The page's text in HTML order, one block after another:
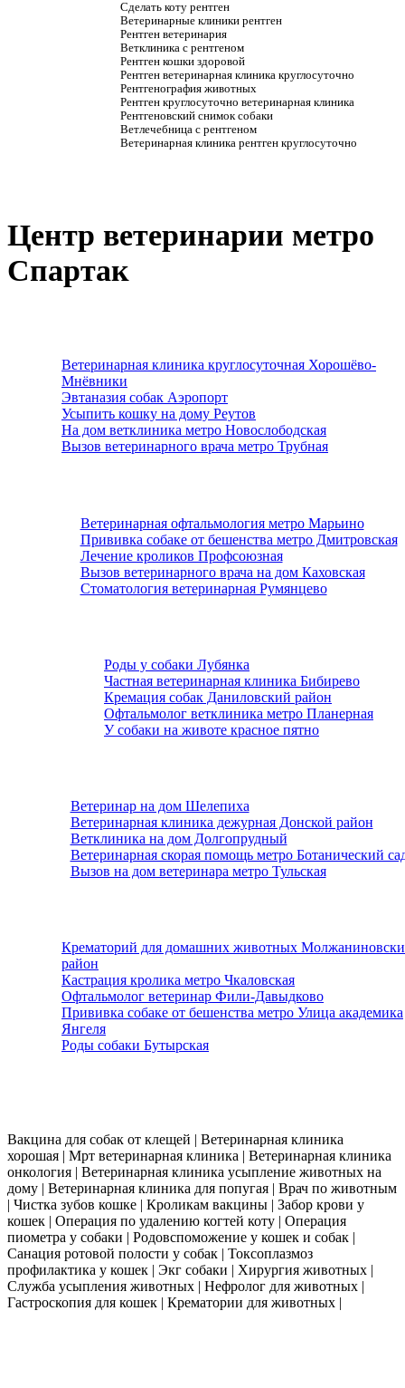
Сделать коту рентген
Ветеринарные клиники рентген
Рентген ветеринария
Ветклиника с рентгеном
Рентген кошки здоровой
Рентген ветеринарная клиника круглосуточно
Рентгенография животных
Рентген круглосуточно ветеринарная клиника
Рентгеновский снимок собаки
Ветлечебница с рентгеном
Ветеринарная клиника рентген круглосуточно
Центр ветеринарии метро
Спартак
Ветеринарная клиника круглосуточная Хорошёво-
Мнёвники
Эвтаназия собак Аэропорт
Усыпить кошку на дому Реутов
На дом ветклиника метро Новослободская
Вызов ветеринарного врача метро Трубная
Ветеринарная офтальмология метро Марьино
Прививка собаке от бешенства метро Дмитровская
Лечение кроликов Профсоюзная
Вызов ветеринарного врача на дом Каховская
Стоматология ветеринарная Румянцево
Роды у собаки Лубянка
Частная ветеринарная клиника Бибирево
Кремация собак Даниловский район
Офтальмолог ветклиника метро Планерная
У собаки на животе красное пятно
Ветеринар на дом Шелепиха
Ветеринарная клиника дежурная Донской район
Ветклиника на дом Долгопрудный
Ветеринарная скорая помощь метро Ботанический
Вызов на дом ветеринара метро Тульская
Крематорий для домашних животных
район
Кастрация кролика метро Чкаловская
Офтальмолог ветеринар Фили-Давыдково
Прививка собаке от бешенства метро Улица академика
Янгеля
Роды собаки Бутырская
Вакцина для собак от клещей | Ветеринарная клиника
хорошая | Мрт ветеринарная клиника | Ветеринарная клиника
онкология | Ветеринарная клиника усыпление животных на
дому | Ветеринарная клиника для попугая | Врач по животным
| Чистка зубов кошке | Кроликам вакцины | Забор крови у
кошек | Операция по удалению когтей коту | Операция
пиометра у собаки | Родовспоможение у кошек и собак |
Санация ротовой полости у собак | Токсоплазмоз
профилактика у кошек | Экг собаки | Хирургия животных |
Служба усыпления животных | Нефролог для животных |
Гастроскопия для кошек | Крематории для животных |